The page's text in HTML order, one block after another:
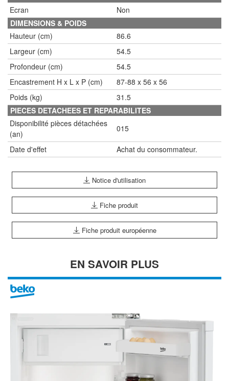
Ecran
Non
DIMENSIONS & POIDS
Hauteur (cm)
86.6
Largeur (cm)
54.5
Profondeur (cm)
54.5
Encastrement H x L x P (cm)
87-88 x 56 x 56
Poids (kg)
31.5
PIECES DETACHEES ET REPARABILITES
Disponibilité pièces détachées
(an)
015
Date d'effet Achat du consommateur.
Notice d'utilisation
Fiche produit
Fiche produit européenne
EN SAVOIR PLUS